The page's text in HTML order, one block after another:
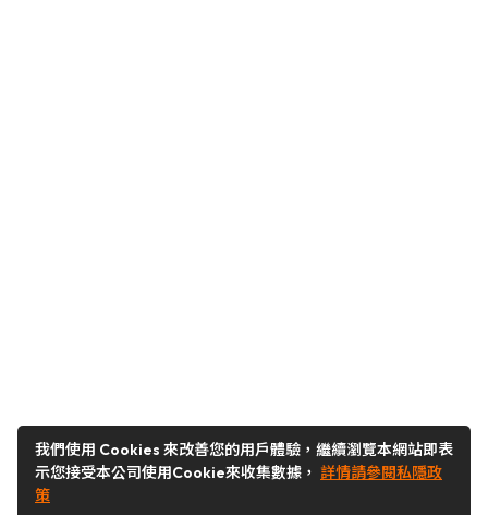
我們使用 Cookies 來改善您的用戶體驗，繼續瀏覽本網站即表
示您接受本公司使用Cookie來收集數據， 詳情請參閱私隱政
策